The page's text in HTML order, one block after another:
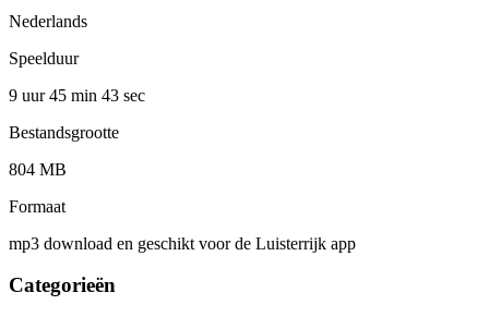
Nederlands
Speelduur
9 uur 45 min 43 sec
Bestandsgrootte
804 MB
Formaat
mp3 download en geschikt voor de Luisterrijk app
Categorieën